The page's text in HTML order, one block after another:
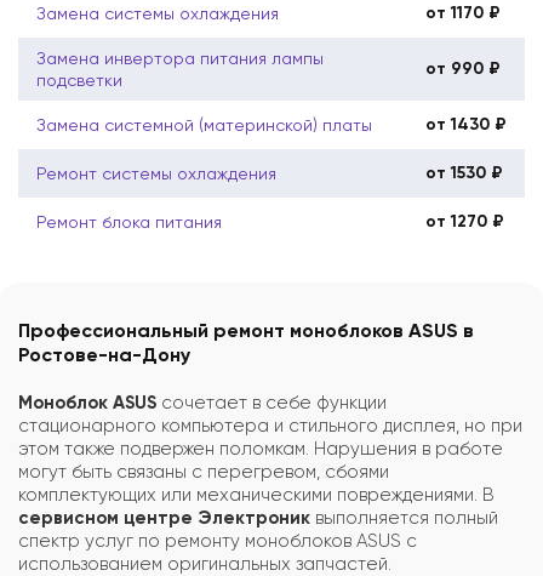
Замена системы охлаждения от 1170 ₽
Замена инвертора питания лампы
подсветки
от 990 ₽
Замена системной (материнской) платы от 1430 ₽
Ремонт системы охлаждения от 1530 ₽
Ремонт блока питания от 1270 ₽
Профессиональный ремонт моноблоков ASUS в
Ростове-на-Дону
Моноблок ASUS сочетает в себе функции
стационарного компьютера и стильного дисплея, но при
этом также подвержен поломкам. Нарушения в работе
могут быть связаны с перегревом, сбоями
комплектующих или механическими повреждениями. В
сервисном центре Электроник выполняется полный
спектр услуг по ремонту моноблоков ASUS с
использованием оригинальных запчастей.